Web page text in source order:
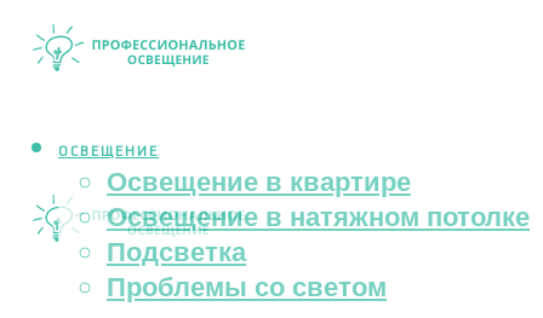
ОСВЕЩЕНИЕ
Освещение в квартире
Освещение в натяжном потолке
Подсветка
Проблемы со светом